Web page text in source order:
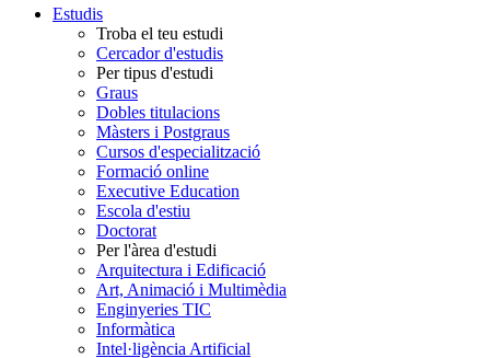
Estudis
Troba el teu estudi
Cercador d'estudis
Per tipus d'estudi
Graus
Dobles titulacions
Màsters i Postgraus
Cursos d'especialització
Formació online
Executive Education
Escola d'estiu
Doctorat
Per l'àrea d'estudi
Arquitectura i Edificació
Art, Animació i Multimèdia
Enginyeries TIC
Informàtica
Intel·ligència Artificial